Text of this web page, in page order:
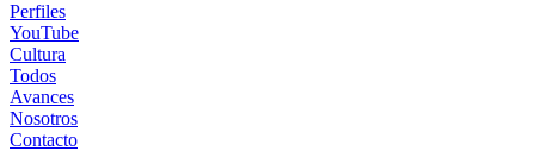
Perfiles
YouTube
Cultura
Todos
Avances
Nosotros
Contacto